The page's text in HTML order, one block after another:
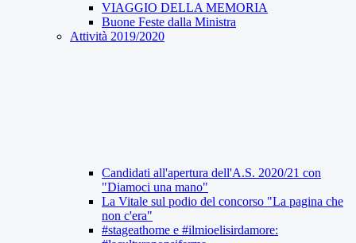
VIAGGIO DELLA MEMORIA
Buone Feste dalla Ministra
Attività 2019/2020
Candidati all'apertura dell'A.S. 2020/21 con
"Diamoci una mano"
La Vitale sul podio del concorso "La pagina che
non c'era"
#stageathome e #ilmioelisirdamore: